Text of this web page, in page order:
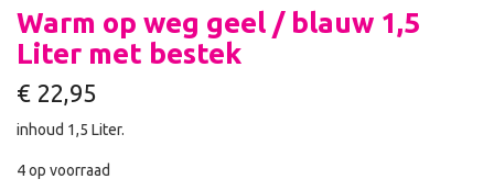
Warm op weg geel / blauw 1,5
Liter met bestek
€ 22,95
inhoud 1,5 Liter.
4 op voorraad